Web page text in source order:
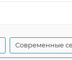
Современные